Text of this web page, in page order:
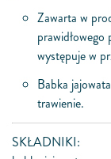
Zawarta w
występuje w
Babka
trawienie.
SKŁADNIKI: